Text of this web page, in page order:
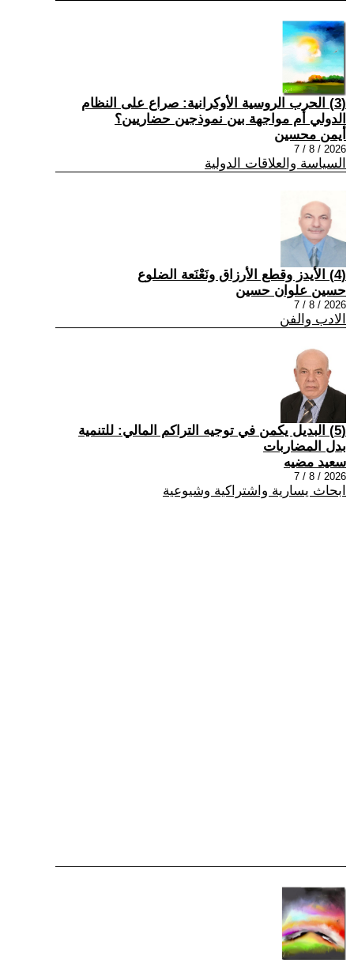
(3) الحرب الروسية الأوكرانية: صراع على النظام
الدولي أم مواجهة بين نموذجين حضاريين؟
أيمن محسين
2026 / 8 / 7
السياسة والعلاقات الدولية
(4) الأيدز وقطع الأرزاق ونَعْنَعة الضلوع
حسين علوان حسين
2026 / 8 / 7
الادب والفن
(5) البديل يكمن في توجيه التراكم المالي: للتنمية
بدل المضاربات
سعيد مضيه
2026 / 8 / 7
ابحاث يسارية واشتراكية وشيوعية